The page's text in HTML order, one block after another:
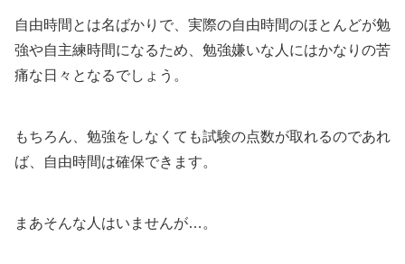
自由時間とは名ばかりで、実際の自由時間のほとんどが勉
強や自主練時間になるため、勉強嫌いな人にはかなりの苦
痛な日々となるでしょう。
もちろん、勉強をしなくても試験の点数が取れるのであれ
ば、自由時間は確保できます。
まあそんな人はいませんが…。